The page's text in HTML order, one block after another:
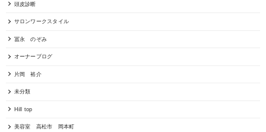
頭皮診断
サロンワークスタイル
冨永 のぞみ
オーナーブログ
片岡 裕介
未分類
Hill top
美容室 高松市 岡本町